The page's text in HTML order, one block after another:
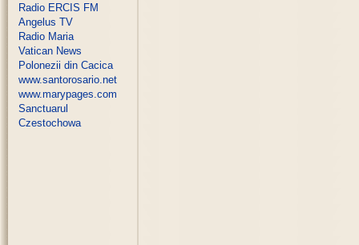
Radio ERCIS FM
Angelus TV
Radio Maria
Vatican News
Polonezii din Cacica
www.santorosario.net
www.marypages.com
Sanctuarul
Czestochowa